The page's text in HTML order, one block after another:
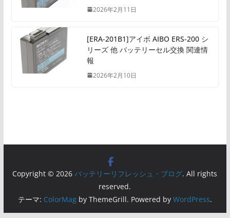
2026年2月11日
[ERA-201B1]アイボ AIBO ERS-200 シ
リーズ 他 バッテリーセル交換 関連情
報
2026年2月10日
Copyright © 2026バッテリーリフレッシュ・ブログ. All rights
reserved.
テーマ: ColorMagby ThemeGrill. Powered by WordPress.